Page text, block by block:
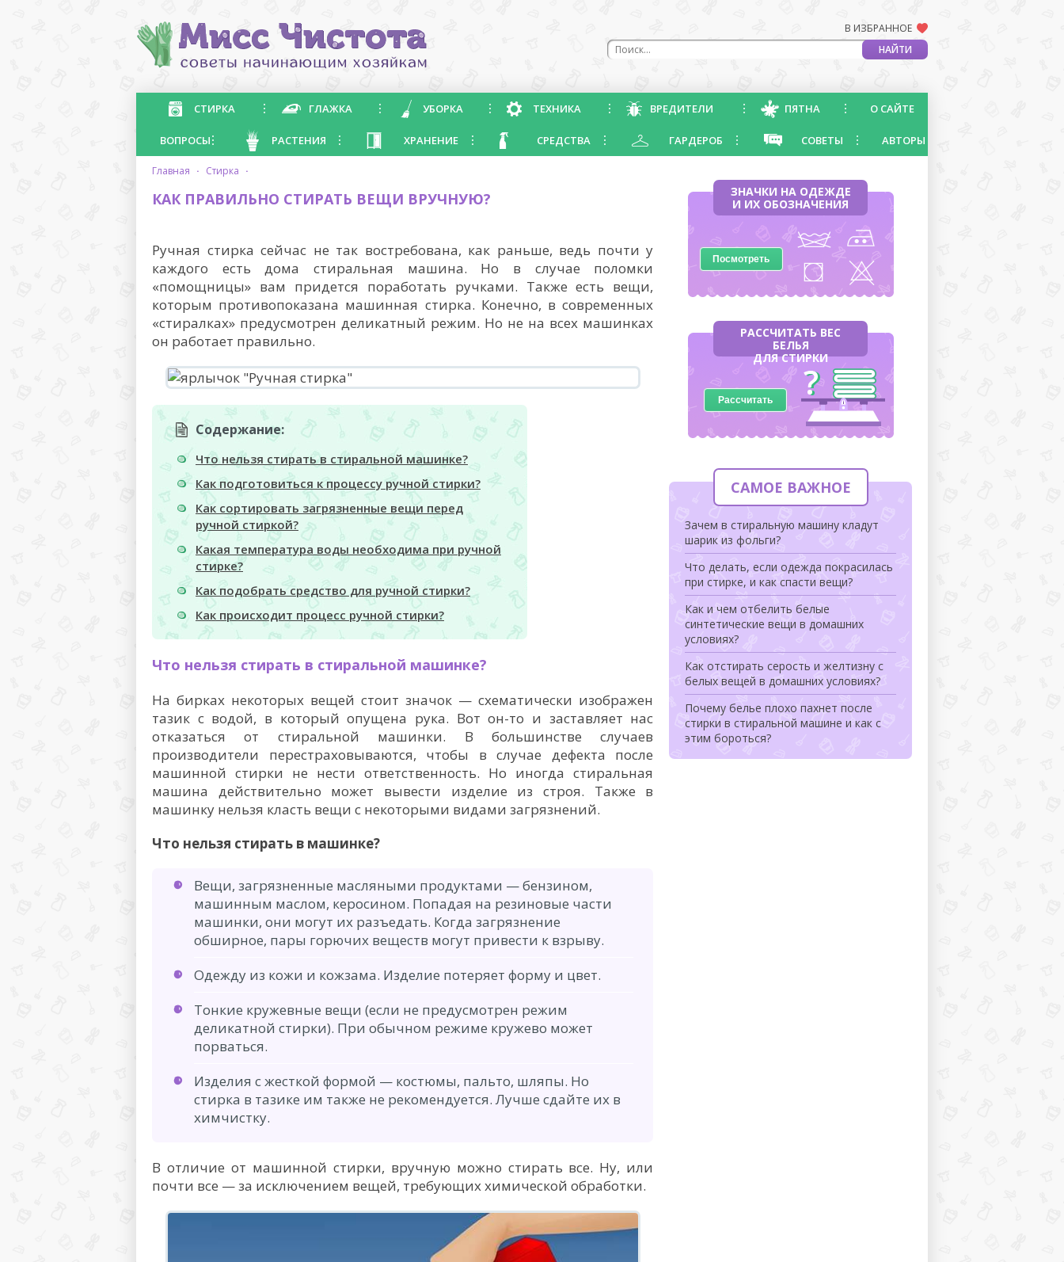
В ИЗБРАННОЕ
СТИРКА ГЛАЖКА УБОРКА ТЕХНИКА ВРЕДИТЕЛИ ПЯТНА О САЙТЕ
ВОПРОСЫ РАСТЕНИЯ ХРАНЕНИЕ СРЕДСТВА ГАРДЕРОБ СОВЕТЫ АВТОРЫ
главная · стирка ·
КАК ПРАВИЛЬНО СТИРАТЬ ВЕЩИ ВРУЧНУЮ?
Ручная стирка сейчас не так востребована, как раньше, ведь почти у
каждого есть дома стиральная машина. Но в случае поломки
«помощницы» вам придется поработать ручками. Также есть вещи,
которым противопоказана машинная стирка. Конечно, в современных
«стиралках» предусмотрен деликатный режим. Но не на всех машинках
он работает правильно.
Содержание:
Что нельзя стирать в стиральной машинке?
Как подготовиться к процессу ручной стирки?
Как сортировать загрязненные вещи перед
ручной стиркой?
Какая температура воды необходима при ручной
стирке?
Как подобрать средство для ручной стирки?
Как происходит процесс ручной стирки?
Что нельзя стирать в стиральной машинке?
На бирках некоторых вещей стоит значок — схематически изображен
тазик с водой, в который опущена рука. Вот он-то и заставляет нас
отказаться от стиральной машинки. В большинстве случаев
производители перестраховываются, чтобы в случае дефекта после
машинной стирки не нести ответственность. Но иногда стиральная
машина действительно может вывести изделие из строя. Также в
машинку нельзя класть вещи с некоторыми видами загрязнений.
Что нельзя стирать в машинке?
Вещи, загрязненные масляными продуктами — бензином,
машинным маслом, керосином. Попадая на резиновые части
машинки, они могут их разъедать. Когда загрязнение
обширное, пары горючих веществ могут привести к взрыву.
Одежду из кожи и кожзама. Изделие потеряет форму и цвет.
Тонкие кружевные вещи (если не предусмотрен режим
деликатной стирки). При обычном режиме кружево может
порваться.
Изделия с жесткой формой — костюмы, пальто, шляпы. Но
стирка в тазике им также не рекомендуется. Лучше сдайте их в
химчистку.
В отличие от машинной стирки, вручную можно стирать все. Ну, или
почти все — за исключением вещей, требующих химической обработки.
ЗНАЧКИ НА ОДЕЖДЕ
И ИХ ОБОЗНАЧЕНИЯ
Посмотреть
РАССЧИТАТЬ ВЕС
БЕЛЬЯ
ДЛЯ СТИРКИ
Рассчитать
САМОЕ ВАЖНОЕ
Зачем в стиральную машину кладут
шарик из фольги?
Что делать, если одежда покрасилась
при стирке, и как спасти вещи?
Как и чем отбелить белые
синтетические вещи в домашних
условиях?
Как отстирать серость и желтизну с
белых вещей в домашних условиях?
Почему белье плохо пахнет после
стирки в стиральной машине и как с
этим бороться?